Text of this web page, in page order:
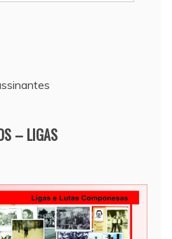
– LIGAS